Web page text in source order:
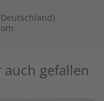
gefallen